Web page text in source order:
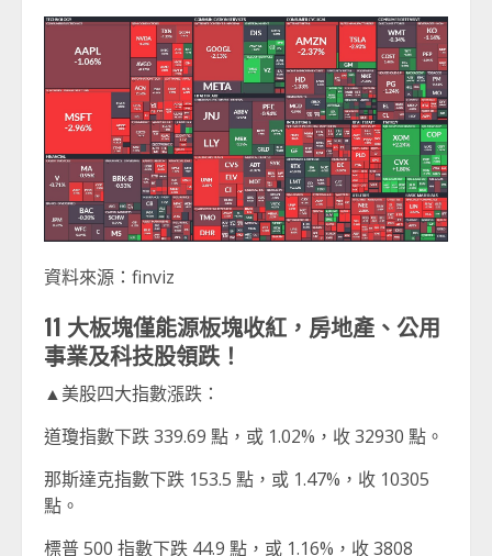
資料來源：finviz
11 大板塊僅能源板塊收紅，房地產、公用
事業及科技股領跌！
▲美股四大指數漲跌：
道瓊指數下跌 339.69 點，或 1.02%，收 32930 點。
那斯達克指數下跌 153.5 點，或 1.47%，收 10305
點。
標普 500 指數下跌 44.9 點，或 1.16%，收 3808